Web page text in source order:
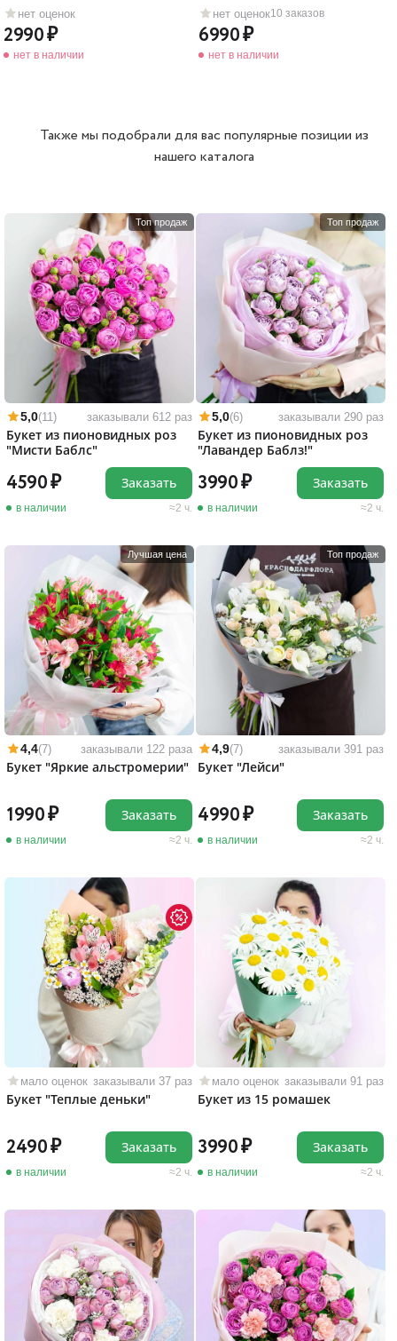
нет оценок
2990
нет в наличии
нет оценок10 заказов
6990
нет в наличии
Также мы подобрали для вас популярные позиции из
нашего каталога
Топ продаж
5,0(11) заказывали 612 раз
Букет из пионовидных роз
"Мисти Баблс"
4590
в наличии 2 ч.
Заказать
Топ продаж
5,0(6) заказывали 290 раз
Букет из пионовидных роз
"Лавандер Баблз!"
3990
в наличии 2 ч.
Заказать
Лучшая цена
4,4(7) заказывали 122 раза
Букет "Яркие альстромерии"
1990
в наличии 2 ч.
Заказать
Топ продаж
4,9(7) заказывали 391 раз
Букет "Лейси"
4990
в наличии 2 ч.
Заказать
мало оценок заказывали 37 раз
Букет "Теплые деньки"
2490
в наличии 2 ч.
Заказать
мало оценок заказывали 91 раз
Букет из 15 ромашек
3990
в наличии 2 ч.
Заказать